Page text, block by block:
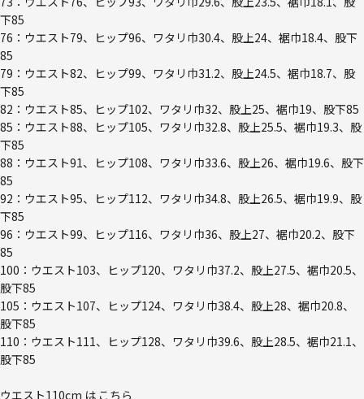
下85
76：ウエスト79、ヒップ96、ワタリ巾30.4、股上24、裾巾18.4、股下
85
79：ウエスト82、ヒップ99、ワタリ巾31.2、股上24.5、裾巾18.7、股
下85
82：ウエスト85、ヒップ102、ワタリ巾32、股上25、裾巾19、股下85
85：ウエスト88、ヒップ105、ワタリ巾32.8、股上25.5、裾巾19.3、股
下85
88：ウエスト91、ヒップ108、ワタリ巾33.6、股上26、裾巾19.6、股下
85
92：ウエスト95、ヒップ112、ワタリ巾34.8、股上26.5、裾巾19.9、股
下85
96：ウエスト99、ヒップ116、ワタリ巾36、股上27、裾巾20.2、股下
85
100：ウエスト103、ヒップ120、ワタリ巾37.2、股上27.5、裾巾20.5、
股下85
105：ウエスト107、ヒップ124、ワタリ巾38.4、股上28、裾巾20.8、
股下85
110：ウエスト111、ヒップ128、ワタリ巾39.6、股上28.5、裾巾21.1、
股下85
ウエスト110cm は こちら